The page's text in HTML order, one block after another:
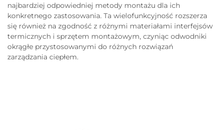
najbardziej odpowiedniej metody montażu dla ich
konkretnego zastosowania. Ta wielofunkcyjność rozszerza
się również na zgodność z różnymi materiałami interfejsów
termicznych i sprzętem montażowym, czyniąc odwodniki
okrągłe przystosowanymi do różnych rozwiązań
zarządzania ciepłem.